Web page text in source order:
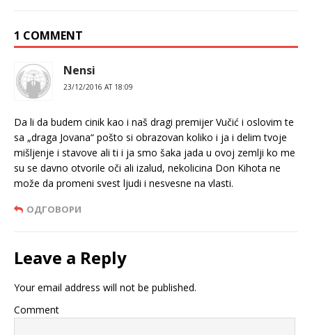
1 COMMENT
Nensi
23/12/2016 AT 18:09
Da li da budem cinik kao i naš dragi premijer Vučić i oslovim te
sa „draga Jovana“ pošto si obrazovan koliko i ja i delim tvoje
mišljenje i stavove ali ti i ja smo šaka jada u ovoj zemlji ko me
su se davno otvorile oči ali izalud, nekolicina Don Kihota ne
može da promeni svest ljudi i nesvesne na vlasti.
ОДГОВОРИ
Leave a Reply
Your email address will not be published.
Comment